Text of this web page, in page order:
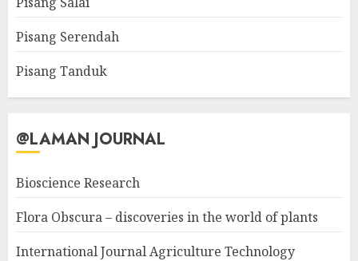
Pisang Serendah
Pisang Tanduk
@LAMAN JOURNAL
Bioscience Research
Flora Obscura – discoveries in the world of plants
International Journal Agriculture Technology